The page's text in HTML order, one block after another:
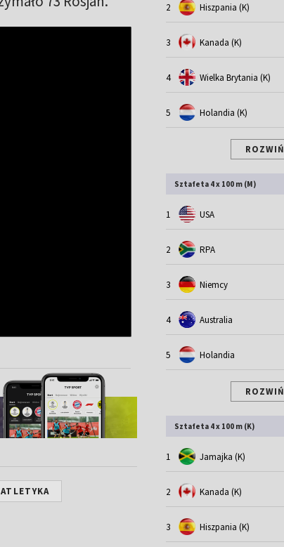
2 Hiszpania (K)
3 Kanada (K)
4 Wielka Brytania (K)
5 Holandia (K)
ROZWIŃ
Sztafeta 4 x 100 m (M)
1 USA
2 RPA
3 Niemcy
4 Australia
5 Holandia
ROZWIŃ
Sztafeta 4 x 100 m (K)
1 Jamajka (K)
2 Kanada (K)
3 Hiszpania (K)